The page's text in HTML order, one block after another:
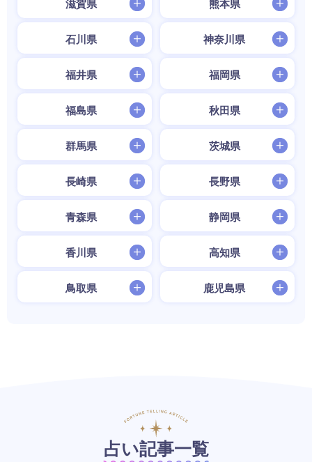
滋賀県 熊本県
石川県 神奈川県
福井県 福岡県
福島県 秋田県
群馬県 茨城県
長崎県 長野県
青森県 静岡県
香川県 高知県
鳥取県 鹿児島県
占い記事一覧